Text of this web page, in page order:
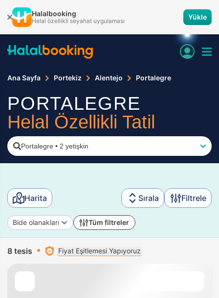
Halalbooking
Helal özellikli seyahat uygulaması Yükle
Ana Sayfa Portekiz Alentejo Portalegre
PORTALEGRE
Helal Özellikli Tatil
Portalegre • 2 yetişkin
Harita Sırala Filtrele
Bide olanakları Tüm filtreler
8 tesis Fiyat Eşitlemesi Yapıyoruz